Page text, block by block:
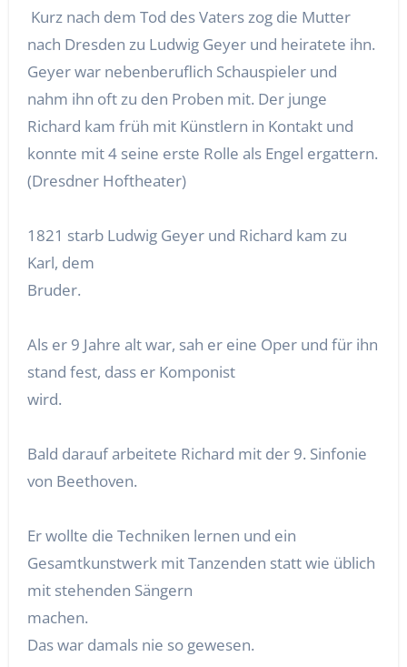
Kurz nach dem Tod des Vaters zog die Mutter
nach Dresden zu Ludwig Geyer und heiratete ihn.
Geyer war nebenberuflich Schauspieler und
nahm ihn oft zu den Proben mit. Der junge
Richard kam früh mit Künstlern in Kontakt und
konnte mit 4 seine erste Rolle als Engel ergattern.
(Dresdner Hoftheater)
1821 starb Ludwig Geyer und Richard kam zu
Karl, dem
Bruder.
Als er 9 Jahre alt war, sah er eine Oper und für ihn
stand fest, dass er Komponist
wird.
Bald darauf arbeitete Richard mit der 9. Sinfonie
von Beethoven.
Er wollte die Techniken lernen und ein
Gesamtkunstwerk mit Tanzenden statt wie üblich
mit stehenden Sängern
machen.
Das war damals nie so gewesen.